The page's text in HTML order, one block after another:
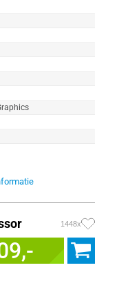
1448x